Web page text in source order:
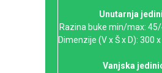
Unutarnja
Razina buke min/max:
Dimenzije (V x Š x D): 300
Vanjska